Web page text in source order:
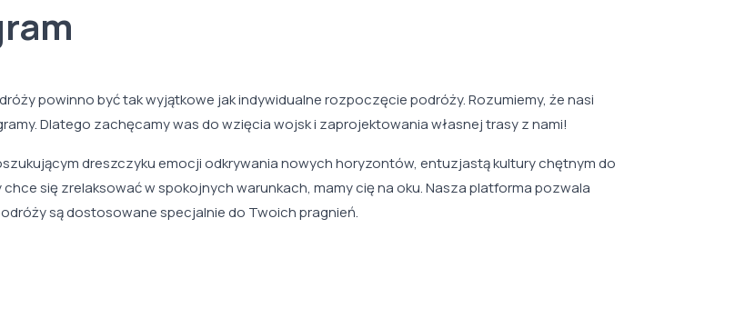
powinno być tak wyjątkowe jak indywidualne rozpoczęcie podróży. Rozumiemy, że nasi
Dlatego zachęcamy was do wzięcia wojsk i zaprojektowania własnej trasy z nami!
dreszczyku emocji odkrywania nowych horyzontów, entuzjastą kultury chętnym do
się zrelaksować w spokojnych warunkach, mamy cię na oku. Nasza platforma pozwala
są dostosowane specjalnie do Twoich pragnień.